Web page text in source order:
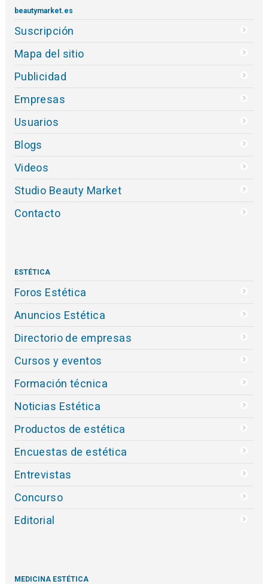
beautymarket.es
Suscripción
Mapa del sitio
Publicidad
Empresas
Usuarios
Blogs
Videos
Studio Beauty Market
Contacto
ESTÉTICA
Foros Estética
Anuncios Estética
Directorio de empresas
Cursos y eventos
Formación técnica
Noticias Estética
Productos de estética
Encuestas de estética
Entrevistas
Concurso
Editorial
MEDICINA ESTÉTICA